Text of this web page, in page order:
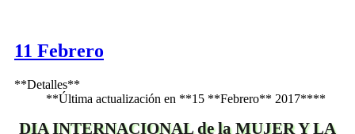
11 Febrero
**Detalles**
**Última actualización en **15 **Febrero** 2017****
DIA INTERNACIONAL de la MUJER Y LA